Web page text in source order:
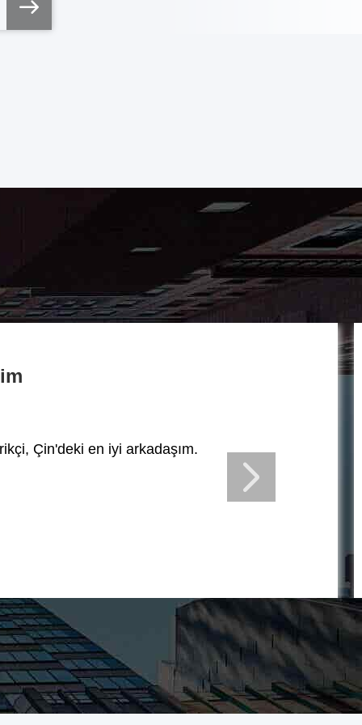
Çin'deki en iyi arkadaşım.